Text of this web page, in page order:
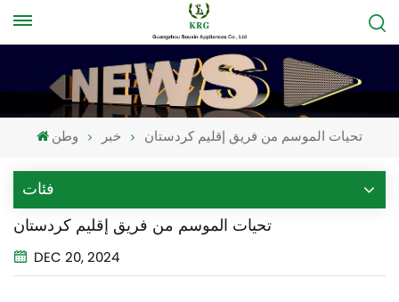
وطن خبر تحيات الموسم من فريق إقليم كردستان
فئات
تحيات الموسم من فريق إقليم كردستان
DEC 20, 2024